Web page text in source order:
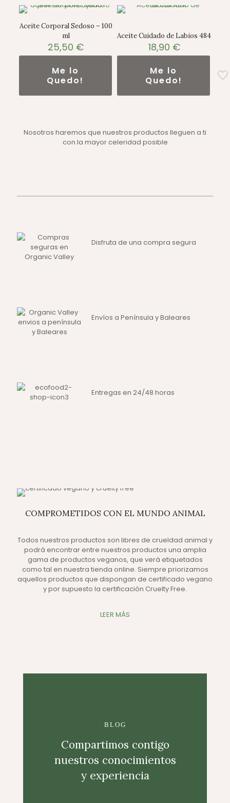
Aceite Corporal Sedoso – 100
ml
25,50 €
Me lo
Quedo!
Aceite Cuidado de Labios 484
18,90 €
Me lo
Quedo!
Nosotros haremos que nuestros productos lleguen a ti
con la mayor celeridad posible
Disfruta de una compra segura
Envíos a Península y Baleares
Entregas en 24/48 horas
COMPROMETIDOS CON EL MUNDO ANIMAL
Todos nuestros productos son libres de crueldad animal y
podrá encontrar entre nuestros productos una amplia
gama de productos veganos, que verá etiquetados
como tal en nuestra tienda online. Siempre priorizamos
aquellos productos que dispongan de certificado vegano
y por supuesto la certificación Cruelty Free.
LEER MÁS
BLOG
Compartimos contigo
nuestros conocimientos
y experiencia